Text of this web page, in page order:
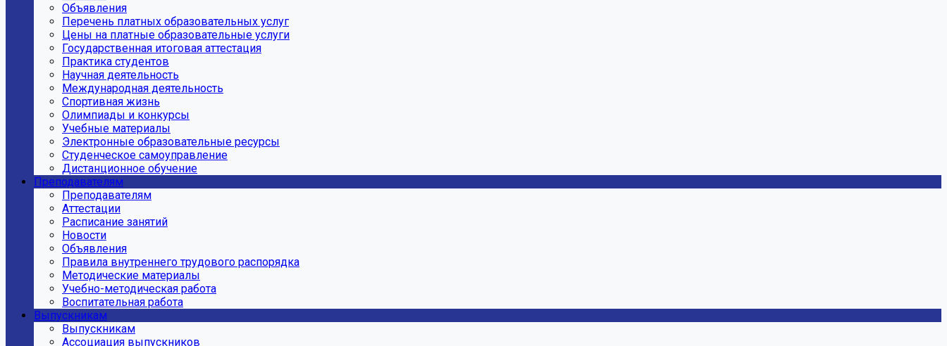
Объявления
Перечень платных образовательных услуг
Цены на платные образовательные услуги
Государственная итоговая аттестация
Практика студентов
Научная деятельность
Международная деятельность
Спортивная жизнь
Олимпиады и конкурсы
Учебные материалы
Электронные образовательные ресурсы
Студенческое самоуправление
Дистанционное обучение
Преподавателям
Преподавателям
Аттестации
Расписание занятий
Новости
Объявления
Правила внутреннего трудового распорядка
Методические материалы
Учебно-методическая работа
Воспитательная работа
Выпускникам
Выпускникам
Ассоциация выпускников